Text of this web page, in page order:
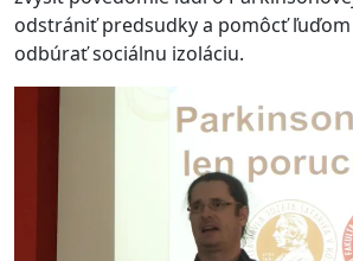
odstrániť predsudky a pomôcť
odbúrať sociálnu izoláciu.